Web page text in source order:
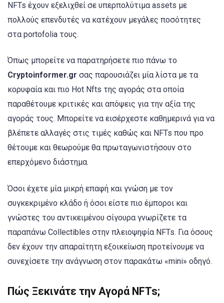
NFTs έχουν εξελιχθεί σε υπερπολύτιμα assets με
πολλούς επενδυτές να κατέχουν μεγάλες ποσότητες
στα portofolia τους.
Όπως μπορείτε να παρατηρήσετε πιο πάνω το
Cryptoinformer.gr σας παρουσιάζει μία λίστα με τα
κορυφαία και πιο Hot Nfts της αγοράς στα οποία
παραθέτουμε κριτικές και απόψεις για την αξία της
αγοράς τους. Μπορείτε να εισέρχεστε καθημερινά για να
βλέπετε αλλαγές στις τιμές καθώς και NFTs που προ
θέτουμε και θεωρούμε θα πρωταγωνιστήσουν στο
επερχόμενο διάστημα.
Όσοι έχετε μία μικρή επαφή και γνώση με τον
συγκεκριμένο κλάδο ή όσοι είστε πιο έμποροι και
γνώστες του αντικειμένου σίγουρα γνωρίζετε τα
παραπάνω Collectibles στην πλειοψηφία NFTs. Για όσους
δεν έχουν την απαραίτητη εξοικείωση προτείνουμε να
συνεχίσετε την ανάγνωση στον παρακάτω «mini» οδηγό.
Πώς Ξεκινάτε την Αγορά NFTs;